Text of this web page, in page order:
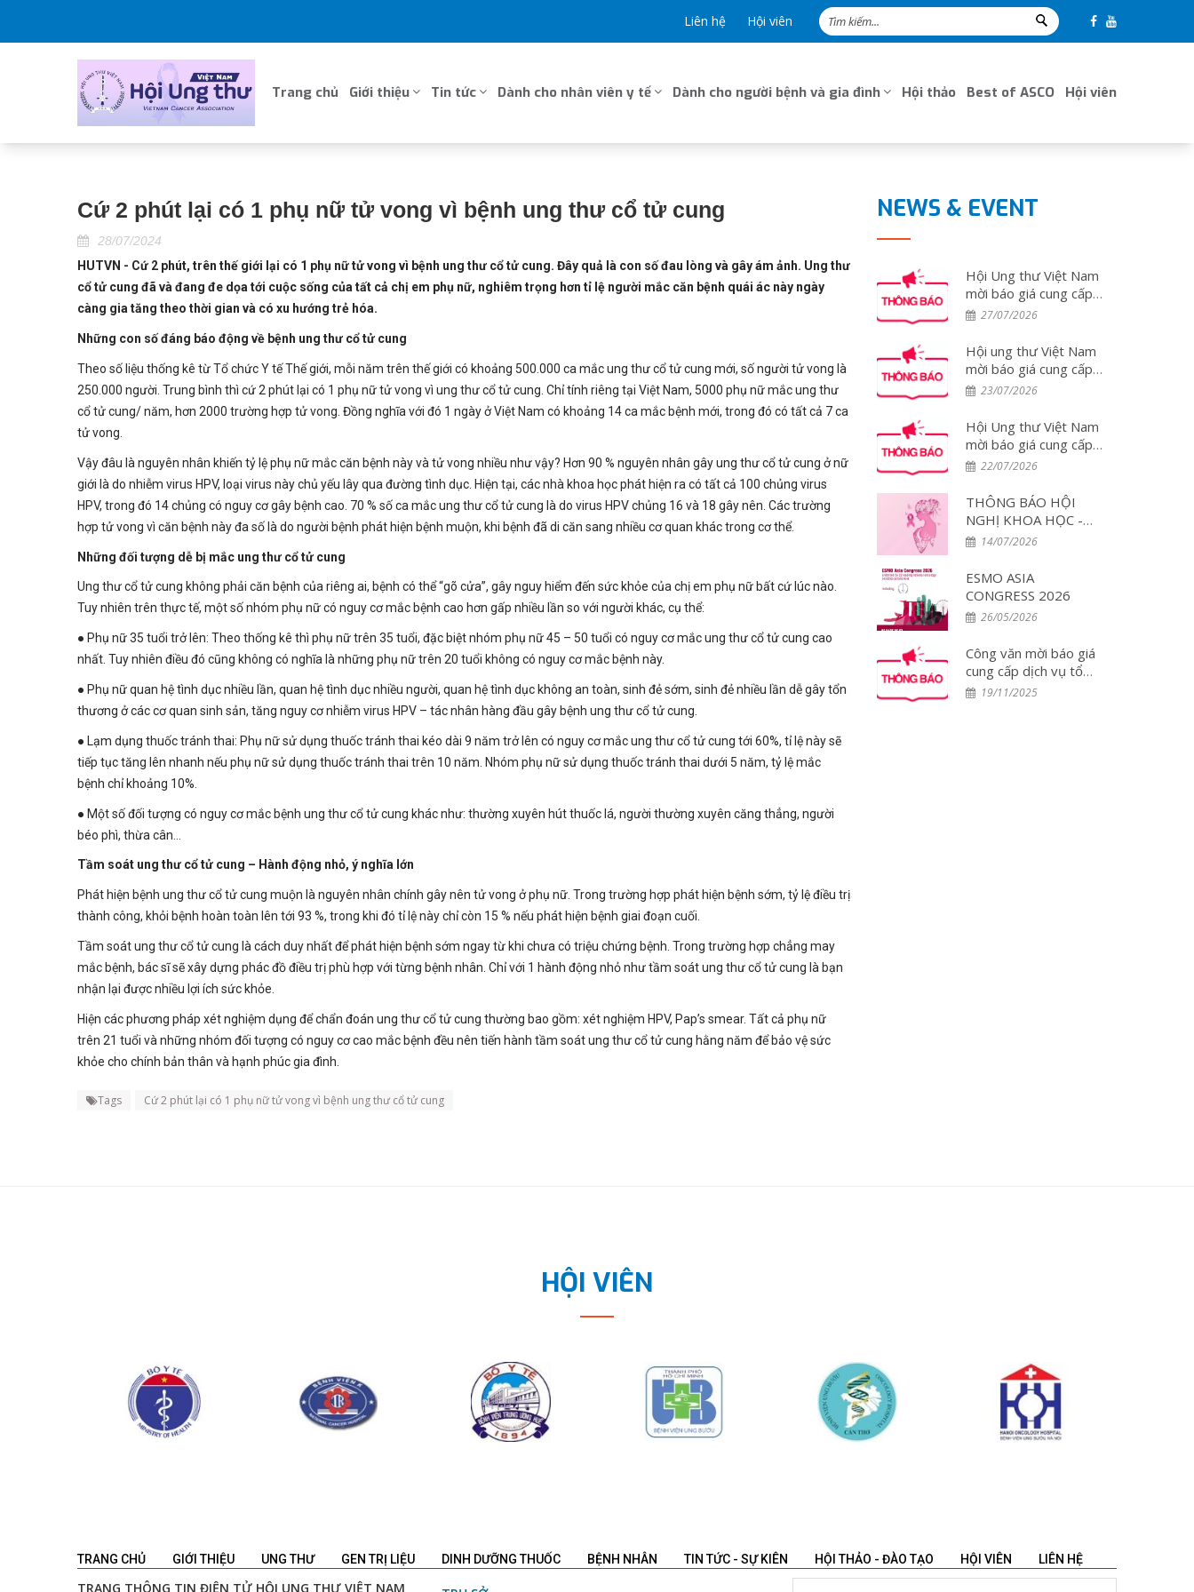
Liên hệ Hội viên
Trang chủ Giới thiệu Tin tức Dành cho nhân viên y tế Dành cho người bệnh và gia đình Hội thảo Best of ASCO Hội viên
Cứ 2 phút lại có 1 phụ nữ tử vong vì bệnh ung thư cổ tử cung
28/07/2024
HUTVN - Cứ 2 phút, trên thế giới lại có 1 phụ nữ tử vong vì bệnh ung thư cổ tử cung. Đây quả là con số đau lòng và gây ám ảnh. Ung thư
cổ tử cung đã và đang đe dọa tới cuộc sống của tất cả chị em phụ nữ, nghiêm trọng hơn tỉ lệ người mắc căn bệnh quái ác này ngày
càng gia tăng theo thời gian và có xu hướng trẻ hóa.
Những con số đáng báo động về bệnh ung thư cổ tử cung
Theo số liệu thống kê từ Tổ chức Y tế Thế giới, mỗi năm trên thế giới có khoảng 500.000 ca mắc ung thư cổ tử cung mới, số người tử vong là
250.000 người. Trung bình thì cứ 2 phút lại có 1 phụ nữ tử vong vì ung thư cổ tử cung. Chỉ tính riêng tại Việt Nam, 5000 phụ nữ mắc ung thư
cổ tử cung/ năm, hơn 2000 trường hợp tử vong. Đồng nghĩa với đó 1 ngày ở Việt Nam có khoảng 14 ca mắc bệnh mới, trong đó có tất cả 7 ca
tử vong.
Vậy đâu là nguyên nhân khiến tỷ lệ phụ nữ mắc căn bệnh này và tử vong nhiều như vậy? Hơn 90 % nguyên nhân gây ung thư cổ tử cung ở nữ
giới là do nhiễm virus HPV, loại virus này chủ yếu lây qua đường tình dục. Hiện tại, các nhà khoa học phát hiện ra có tất cả 100 chủng virus
HPV, trong đó 14 chủng có nguy cơ gây bệnh cao. 70 % số ca mắc ung thư cổ tử cung là do virus HPV chủng 16 và 18 gây nên. Các trường
hợp tử vong vì căn bệnh này đa số là do người bệnh phát hiện bệnh muộn, khi bệnh đã di căn sang nhiều cơ quan khác trong cơ thể.
Những đối tượng dễ bị mắc ung thư cổ tử cung
Ung thư cổ tử cung không phải căn bệnh của riêng ai, bệnh có thể “gõ cửa”, gây nguy hiểm đến sức khỏe của chị em phụ nữ bất cứ lúc nào.
Tuy nhiên trên thực tế, một số nhóm phụ nữ có nguy cơ mắc bệnh cao hơn gấp nhiều lần so với người khác, cụ thể:
● Phụ nữ 35 tuổi trở lên: Theo thống kê thì phụ nữ trên 35 tuổi, đặc biệt nhóm phụ nữ 45 – 50 tuổi có nguy cơ mắc ung thư cổ tử cung cao
nhất. Tuy nhiên điều đó cũng không có nghĩa là những phụ nữ trên 20 tuổi không có nguy cơ mắc bệnh này.
● Phụ nữ quan hệ tình dục nhiều lần, quan hệ tình dục nhiều người, quan hệ tình dục không an toàn, sinh đẻ sớm, sinh đẻ nhiều lần dễ gây tổn
thương ở các cơ quan sinh sản, tăng nguy cơ nhiễm virus HPV – tác nhân hàng đầu gây bệnh ung thư cổ tử cung.
● Lạm dụng thuốc tránh thai: Phụ nữ sử dụng thuốc tránh thai kéo dài 9 năm trở lên có nguy cơ mắc ung thư cổ tử cung tới 60%, tỉ lệ này sẽ
tiếp tục tăng lên nhanh nếu phụ nữ sử dụng thuốc tránh thai trên 10 năm. Nhóm phụ nữ sử dụng thuốc tránh thai dưới 5 năm, tỷ lệ mắc
bệnh chỉ khoảng 10%.
● Một số đối tượng có nguy cơ mắc bệnh ung thư cổ tử cung khác như: thường xuyên hút thuốc lá, người thường xuyên căng thẳng, người
béo phì, thừa cân…
Tầm soát ung thư cổ tử cung – Hành động nhỏ, ý nghĩa lớn
Phát hiện bệnh ung thư cổ tử cung muộn là nguyên nhân chính gây nên tử vong ở phụ nữ. Trong trường hợp phát hiện bệnh sớm, tỷ lệ điều trị
thành công, khỏi bệnh hoàn toàn lên tới 93 %, trong khi đó tỉ lệ này chỉ còn 15 % nếu phát hiện bệnh giai đoạn cuối.
Tầm soát ung thư cổ tử cung là cách duy nhất để phát hiện bệnh sớm ngay từ khi chưa có triệu chứng bệnh. Trong trường hợp chẳng may
mắc bệnh, bác sĩ sẽ xây dựng phác đồ điều trị phù hợp với từng bệnh nhân. Chỉ với 1 hành động nhỏ như tầm soát ung thư cổ tử cung là bạn
nhận lại được nhiều lợi ích sức khỏe.
Hiện các phương pháp xét nghiệm dụng để chẩn đoán ung thư cổ tử cung thường bao gồm: xét nghiệm HPV, Pap’s smear. Tất cả phụ nữ
trên 21 tuổi và những nhóm đối tượng có nguy cơ cao mắc bệnh đều nên tiến hành tầm soát ung thư cổ tử cung hằng năm để bảo vệ sức
khỏe cho chính bản thân và hạnh phúc gia đình.
Tags Cứ 2 phút lại có 1 phụ nữ tử vong vì bệnh ung thư cổ tử cung
NEWS & EVENT
Hội Ung thư Việt Nam
mời báo giá cung cấp
dịch vụ tổ chức đoàn
nghị ESMO 2026 tại
Tây Ban Nha
27/07/2026
Hội ung thư Việt Nam
mời báo giá cung cấp
dịch vụ tổ chức đoàn
nghị WCLC 2026 tại
Hàn Quốc
23/07/2026
Hội Ung thư Việt Nam
mời báo giá cung cấp
dịch vụ tổ chức đoàn
nghị PCUT Huế 2026
22/07/2026
THÔNG BÁO HỘI
NGHỊ KHOA HỌC -
DIỄN ĐÀN THẢO
Tối ưu hóa điều trị đa
mô thức và Chăm sóc
toàn diện Bệnh nhân
Ung thư Vú tại Việt
Nam – Lần 2
14/07/2026
ESMO ASIA
CONGRESS 2026
26/05/2026
Công văn mời báo giá
cung cấp dịch vụ tổ
chức đoàn đại biểu
19/11/2025
HỘI VIÊN
TRANG CHỦ GIỚI THIỆU UNG THƯ GEN TRỊ LIỆU DINH DƯỠNG THUỐC BỆNH NHÂN TIN TỨC - SỰ KIÊN HỘI THẢO - ĐÀO TẠO HỘI VIÊN LIÊN HỆ
TRANG THÔNG TIN ĐIỆN TỬ HỘI UNG THƯ VIỆT NAM